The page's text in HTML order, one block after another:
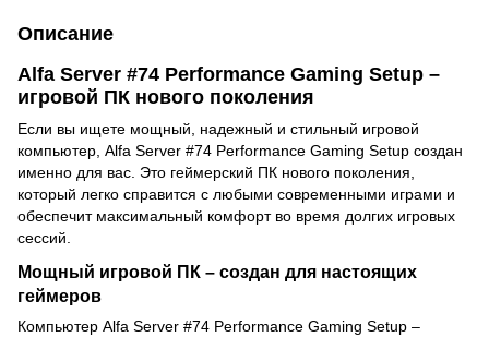
Описание
Alfa Server #74 Performance Gaming Setup –
игровой ПК нового поколения
Если вы ищете мощный, надежный и стильный игровой
компьютер, Alfa Server #74 Performance Gaming Setup создан
именно для вас. Это геймерский ПК нового поколения,
который легко справится с любыми современными играми и
обеспечит максимальный комфорт во время долгих игровых
сессий.
Мощный игровой ПК – создан для настоящих
геймеров
Компьютер Alfa Server #74 Performance Gaming Setup –